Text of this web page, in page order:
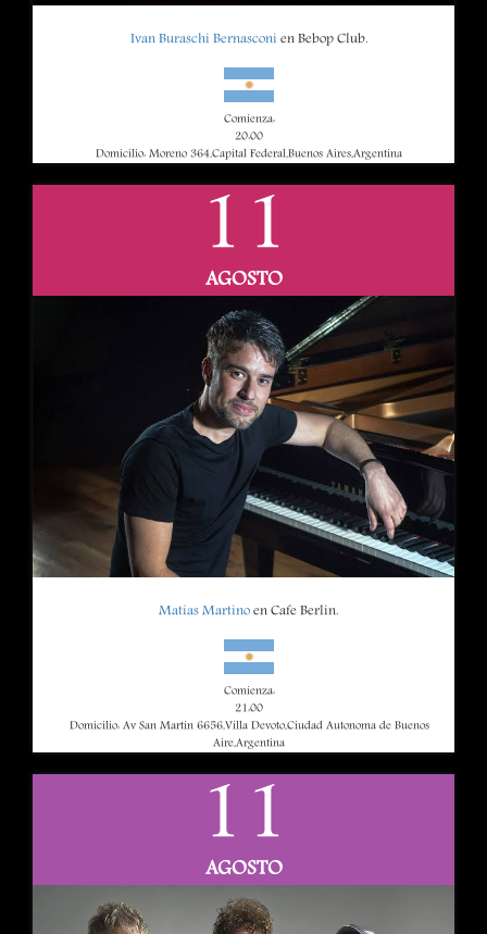
Ivan Buraschi Bernasconi en Bebop Club.
Comienza:
20:00
Domicilio: Moreno 364,Capital Federal,Buenos Aires,Argentina
11
AGOSTO
Matias Martinoen Cafe Berlin.
Comienza:
21:00
Domicilio: Av San Martin 6656,Villa Devoto,Ciudad Autonoma de Buenos
Aire,Argentina
11
AGOSTO